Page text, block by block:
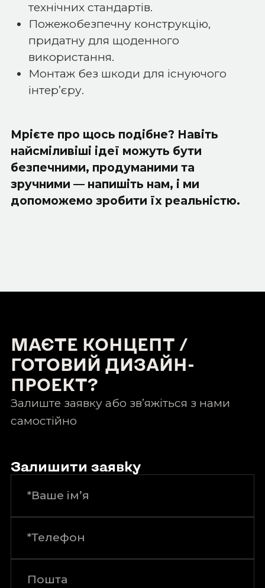
технічних стандартів.
Пожежобезпечну конструкцію,
придатну для щоденного
використання.
Монтаж без шкоди для існуючого
інтер’єру.
Мрієте про щось подібне? Навіть
найсміливіші ідеї можуть бути
безпечними, продуманими та
зручними — напишіть нам, і ми
допоможемо зробити їх реальністю.
МАЄТЕ КОНЦЕПТ /
ГОТОВИЙ ДИЗАЙН-
ПРОЕКТ?
Залиште заявку або зв’яжіться з нами
самостійно
Залишити заявку